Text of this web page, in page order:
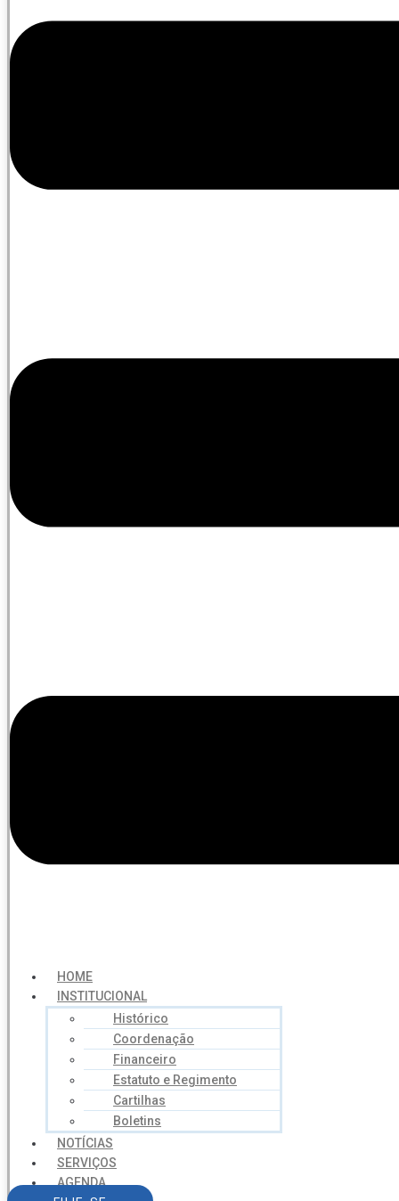
HOME
INSTITUCIONAL
Histórico
Coordenação
Financeiro
Estatuto e Regimento
Cartilhas
Boletins
NOTÍCIAS
SERVIÇOS
AGENDA